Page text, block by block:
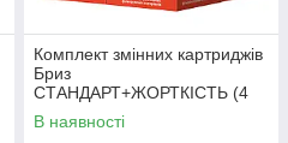
Комплект змінних картриджів
Бриз
СТАНДАРТ+ЖОРТКІСТЬ (4
ШТ.) (для фільтр-глечиків
Бриз і Бар'єр)
В наявності